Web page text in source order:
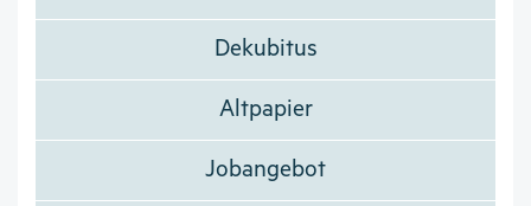
Dekubitus
Altpapier
Jobangebot